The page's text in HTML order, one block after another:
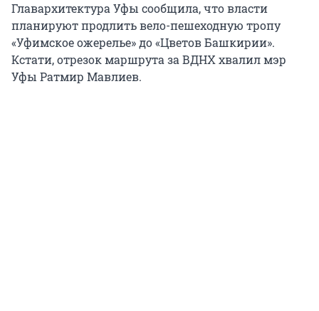
Главархитектура Уфы сообщила, что власти
планируют продлить вело-пешеходную тропу
«Уфимское ожерелье» до «Цветов Башкирии».
Кстати, отрезок маршрута за ВДНХ хвалил мэр
Уфы Ратмир Мавлиев.